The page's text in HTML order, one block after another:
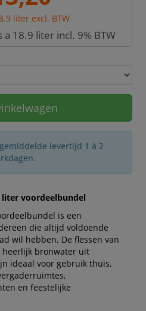
liter excl. BTW
a 18.9 liter incl. 9% BTW
levertijd 1 à 2
liter voordeelbundel
is een
die altijd voldoende
wil hebben. De flessen van
heerlijk bronwater uit
ideaal voor gebruik thuis,
en feestelijke